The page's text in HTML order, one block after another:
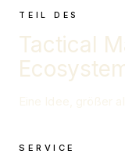
TEIL DES
Tactical
SERVICE